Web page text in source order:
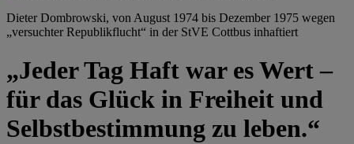
Dieter Dombrowski, von August 1974 bis Dezember 1975 wegen
„versuchter Republikflucht“ in der StVE Cottbus inhaftiert
„Jeder Tag Haft war es Wert –
für das Glück in Freiheit und
Selbstbestimmung zu leben.“